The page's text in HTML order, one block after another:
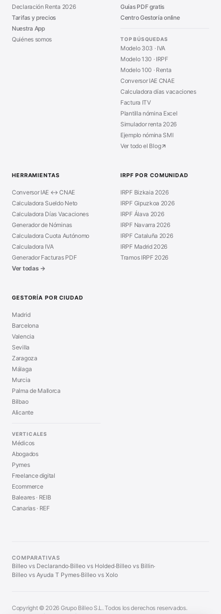
Declaración Renta 2026
Tarifas y precios
Nuestra App
Quiénes somos
Guías PDF gratis
Centro Gestoría online
TOP BÚSQUEDAS
Modelo 303 · IVA
Modelo 130 · IRPF
Modelo 100 · Renta
Conversor IAE CNAE
Calculadora días vacaciones
Factura ITV
Plantilla nómina Excel
Simulador renta 2026
Ejemplo nómina SMI
Ver todo el Blog
HERRAMIENTAS
Conversor IAE ↔ CNAE
Calculadora Sueldo Neto
Calculadora Días Vacaciones
Generador de Nóminas
Calculadora Cuota Autónomo
Calculadora IVA
Generador Facturas PDF
Ver todas →
IRPF POR COMUNIDAD
IRPF Bizkaia 2026
IRPF Gipuzkoa 2026
IRPF Álava 2026
IRPF Navarra 2026
IRPF Cataluña 2026
IRPF Madrid 2026
Tramos IRPF 2026
GESTORÍA POR CIUDAD
Madrid
Barcelona
Valencia
Sevilla
Zaragoza
Málaga
Murcia
Palma de Mallorca
Bilbao
Alicante
VERTICALES
Médicos
Abogados
Pymes
Freelance digital
Ecommerce
Baleares · REIB
Canarias · REF
COMPARATIVAS
Billeo vs Declarando·Billeo vs Holded·Billeo vs Billin·
Billeo vs Ayuda T Pymes·Billeo vs Xolo
Copyright © 2026 Grupo Billeo S.L. Todos los derechos reservados.